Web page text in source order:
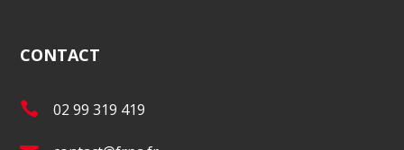
CONTACT
T
02 99 319 419